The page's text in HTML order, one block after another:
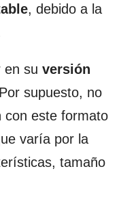
, debido a la
en su versión
supuesto, no
con este formato
varía por la
tamaño